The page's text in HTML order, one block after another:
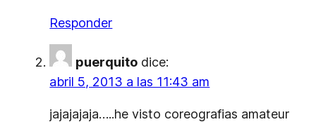
Responder
puerquito dice:
abril 5, 2013 a las 11:43 am
jajajajaja…..he visto coreografias amateur